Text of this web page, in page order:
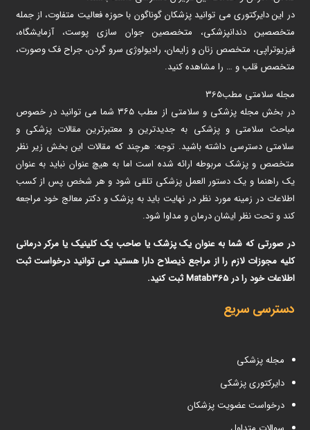
در این دایرکتوری می توانید پزشکان گوناگون با حوزه فعالیت متفاوت، از جمله
متخصصین دندانپزشکی، متخصصین جوان سازی پوست، آزمایشگاه،
فیزیوتراپی، متخصص زنان و زایمان، رادیولوژی سرو گردن، جراح فک وصورت،
متخصص قلب و … را مشاهده کنید.
مجله سلامتی مطب365
در بخش مجله پزشکی و سلامتی از مطب ۳۶۵ شما می توانید در خصوص
مباحث سلامتی و پزشکی به جدیدترین و معتبرترین مقالات پزشکی و
سلامتی دسترسی داشته باشید. توجه: هرچند که مقالات این بخش زیر نظر
متخصص و پزشک مربوطه ارائه شده است اما به هیچ عنوان نباید به عنوان
یک راهنما و یک دستور العمل پزشکی تلقی شود و هر شخص پس از کسب
اطلاعات در زمینه مورد نظر در نهایت باید به پزشک و دکتر معالج خود مراجعه
کند و تحت نظر ایشان درمان و مداوا شود.
در صورتی که شما به عنوان یک پزشک یا صاحب یک کلینیک یا مرکر درمانی
کلیه مجوزات لازم را از مراجع ذیصلاح دارا هستید می توانید درخواست ثبت
اطلاعات خود را در Matab365 ثبت کنید.
دسترسی سریع
مجله پزشکی
دایرکتوری پزشکی
درخواست عضویت پزشکان